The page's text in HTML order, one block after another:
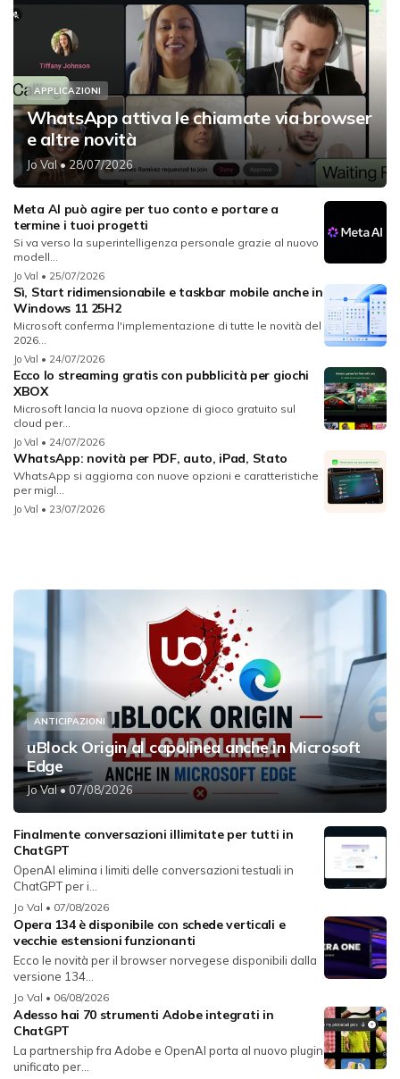
APPLICAZIONI
WhatsApp attiva le chiamate via browser
e altre novità
Jo Val• 28/07/2026
Meta AI può agire per tuo conto e portare a
termine i tuoi progetti
Si va verso la superintelligenza personale grazie al nuovo
modell...
Jo Val • 25/07/2026
Sì, Start ridimensionabile e taskbar mobile anche in
Windows 11 25H2
Microsoft conferma l'implementazione di tutte le novità del
2026...
Jo Val • 24/07/2026
Ecco lo streaming gratis con pubblicità per giochi
XBOX
Microsoft lancia la nuova opzione di gioco gratuito sul
cloud per...
Jo Val • 24/07/2026
WhatsApp: novità per PDF, auto, iPad, Stato
WhatsApp si aggiorna con nuove opzioni e caratteristiche
per migl...
Jo Val • 23/07/2026
ANTICIPAZIONI
uBlock Origin al capolinea anche in Microsoft
Edge
Jo Val• 07/08/2026
Finalmente conversazioni illimitate per tutti in
ChatGPT
OpenAI elimina i limiti delle conversazioni testuali in
ChatGPT per i...
Jo Val • 07/08/2026
Opera 134 è disponibile con schede verticali e
vecchie estensioni funzionanti
Ecco le novità per il browser norvegese disponibili dalla
versione 134...
Jo Val • 06/08/2026
Adesso hai 70 strumenti Adobe integrati in
ChatGPT
La partnership fra Adobe e OpenAI porta al nuovo plugin
unificato per...